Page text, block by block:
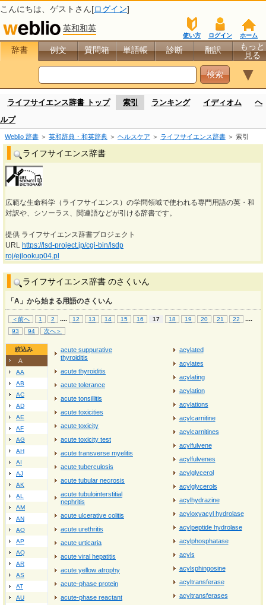
こんにちは、 ゲスト さん[ログイン]
英和和英
ホーム
ログイン
使い方
辞書 例文 質問箱 単語帳 診断 翻訳
もっと
見る
▼
ライフサイエンス辞書 トップ 索引 ランキング イディオム
ヘ
ルプ
Weblio 辞書 ＞ 英和辞典・和英辞典 ＞ ヘルスケア ＞ ライフサイエンス辞書 ＞ 索引
ライフサイエンス辞書
広範な生命科学（ライフサイエンス）の学問領域で使われる専門用語の英・和
対訳や、シソーラス、関連語などが引ける辞書です。
提供 ライフサイエンス辞書プロジェクト
URL https://lsd-project.jp/cgi-bin/lsdp
roj/ejlookup04.pl
ライフサイエンス辞書 のさくいん
「A」から始まる用語のさくいん
＜前へ 1 2 .... 12 13 14 15 16 17 18 19 20 21 22 ....
93 94 次へ＞
絞込み
A
AA
AB
AC
AD
AE
AF
AG
AH
AI
AJ
AK
AL
AM
AN
AO
AP
AQ
AR
AS
AT
AU
acute suppurative
thyroiditis
acute thyroiditis
acute tolerance
acute tonsillitis
acute toxicities
acute toxicity
acute toxicity test
acute transverse myelitis
acute tuberculosis
acute tubular necrosis
acute tubulointerstitial
nephritis
acute ulcerative colitis
acute urethritis
acute urticaria
acute viral hepatitis
acute yellow atrophy
acute-phase protein
acute-phase reactant
acylated
acylates
acylating
acylation
acylations
acylcarnitine
acylcarnitines
acylfulvene
acylfulvenes
acylglycerol
acylglycerols
acylhydrazine
acyloxyacyl hydrolase
acylpeptide hydrolase
acylphosphatase
acyls
acylsphingosine
acyltransferase
acyltransferases